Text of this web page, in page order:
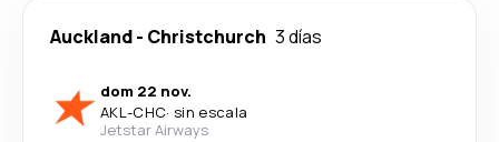
Auckland- Christchurch 3 días
dom 22 nov.
AKL-CHC· sin escala
Jetstar Airways